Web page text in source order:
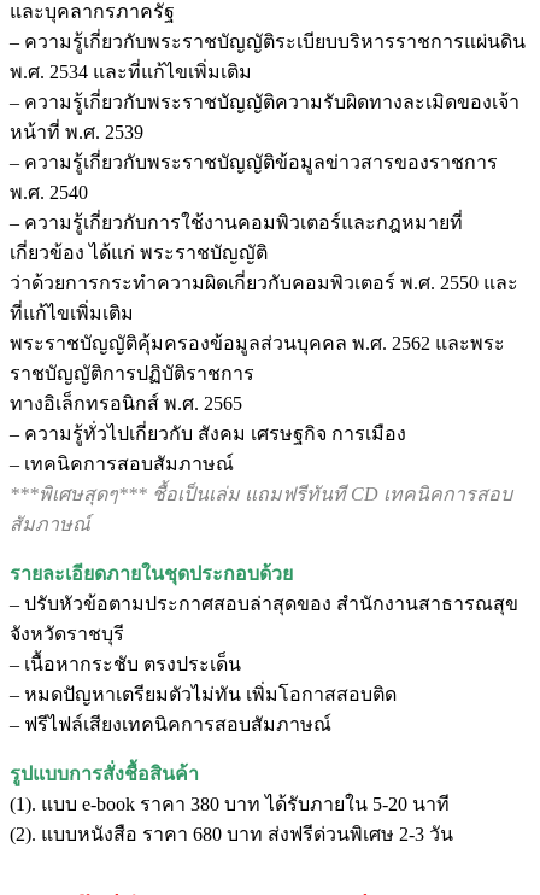
และบุคลากรภาครัฐ
– ความรู้เกี่ยวกับพระราชบัญญัติระเบียบบริหารราชการแผ่นดิน
พ.ศ. 2534 และที่แก้ไขเพิ่มเติม
– ความรู้เกี่ยวกับพระราชบัญญัติความรับผิดทางละเมิดของเจ้า
หน้าที่ พ.ศ. 2539
– ความรู้เกี่ยวกับพระราชบัญญัติข้อมูลข่าวสารของราชการ
พ.ศ. 2540
– ความรู้เกี่ยวกับการใช้งานคอมพิวเตอร์และกฎหมายที่
เกี่ยวข้อง ได้แก่ พระราชบัญญัติ
ว่าด้วยการกระทำความผิดเกี่ยวกับคอมพิวเตอร์ พ.ศ. 2550 และ
ที่แก้ไขเพิ่มเติม
พระราชบัญญัติคุ้มครองข้อมูลส่วนบุคคล พ.ศ. 2562 และพระ
ราชบัญญัติการปฏิบัติราชการ
ทางอิเล็กทรอนิกส์ พ.ศ. 2565
– ความรู้ทั่วไปเกี่ยวกับ สังคม เศรษฐกิจ การเมือง
– เทคนิคการสอบสัมภาษณ์
***พิเศษสุดๆ*** ชื้อเป็นเล่ม แถมฟรีทันที CD เทคนิคการสอบ
สัมภาษณ์
รายละเอียดภายในชุดประกอบด้วย
– ปรับหัวข้อตามประกาศสอบล่าสุดของ สำนักงานสาธารณสุข
จังหวัดราชบุรี
– เนื้อหากระชับ ตรงประเด็น
– หมดปัญหาเตรียมตัวไม่ทัน เพิ่มโอกาสสอบติด
– ฟรีไฟล์เสียงเทคนิคการสอบสัมภาษณ์
รูปแบบการสั่งชื้อสินค้า
(1). แบบ e-book ราคา 380 บาท ได้รับภายใน 5-20 นาที
(2). แบบหนังสือ ราคา 680 บาท ส่งฟรีด่วนพิเศษ 2-3 วัน